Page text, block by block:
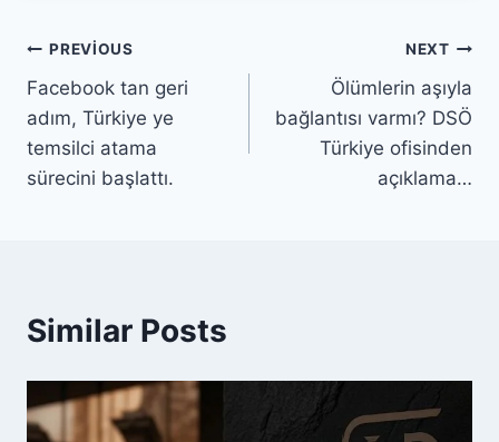
PREVIOUS
Facebook tan geri
adım, Türkiye ye
temsilci atama
sürecini başlattı.
NEXT
Ölümlerin aşıyla
bağlantısı varmı? DSÖ
Türkiye ofisinden
açıklama…
Similar Posts